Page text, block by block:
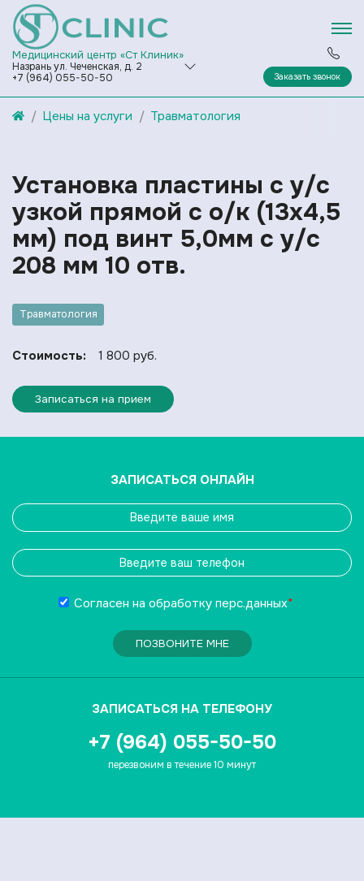
Медицинский центр «Ст Клиник»
Назрань ул. Чеченская, д. 2
+7 (964) 055-50-50
Заказать звонок
Цены на услуги Травматология
Установка пластины с у/с
узкой прямой с о/к (13х4,5
мм) под винт 5,0мм с у/с
208 мм 10 отв.
Травматология
Стоимость: 1 800 руб.
Записаться на прием
ЗАПИСАТЬСЯ ОНЛАЙН
Согласен на обработку перс.данных*
ПОЗВОНИТЕ МНЕ
ЗАПИСАТЬСЯ НА ТЕЛЕФОНУ
+7 (964) 055-50-50
перезвоним в течение 10 минут